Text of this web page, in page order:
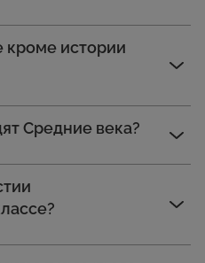
кроме истории
Средние века?